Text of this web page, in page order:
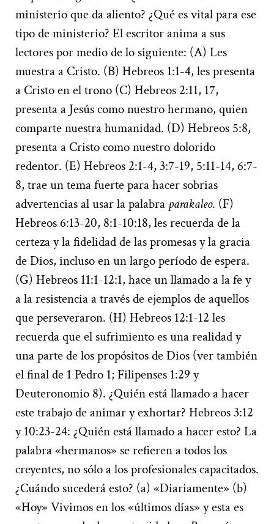
ministerio que da aliento? ¿Qué es vital para ese
tipo de ministerio? El escritor anima a sus
lectores por medio de lo siguiente: (A) Les
muestra a Cristo. (B) Hebreos 1:1-4, les presenta
a Cristo en el trono (C) Hebreos 2:11, 17,
presenta a Jesús como nuestro hermano, quien
comparte nuestra humanidad. (D) Hebreos 5:8,
presenta a Cristo como nuestro dolorido
redentor. (E) Hebreos 2:1-4, 3:7-19, 5:11-14, 6:7-
8, trae un tema fuerte para hacer sobrias
advertencias al usar la palabra parakaleo. (F)
Hebreos 6:13-20, 8:1-10:18, les recuerda de la
certeza y la fidelidad de las promesas y la gracia
de Dios, incluso en un largo período de espera.
(G) Hebreos 11:1-12:1, hace un llamado a la fe y
a la resistencia a través de ejemplos de aquellos
que perseveraron. (H) Hebreos 12:1-12 les
recuerda que el sufrimiento es una realidad y
una parte de los propósitos de Dios (ver también
el final de 1 Pedro 1; Filipenses 1:29 y
Deuteronomio 8). ¿Quién está llamado a hacer
este trabajo de animar y exhortar? Hebreos 3:12
y 10:23-24: ¿Quién está llamado a hacer esto? La
palabra «hermanos» se refieren a todos los
creyentes, no sólo a los profesionales capacitados.
¿Cuándo sucederá esto? (a) «Diariamente» (b)
«Hoy» Vivimos en los «últimos días» y esta es